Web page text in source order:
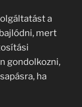
a
mert
gondolkozni,
ha